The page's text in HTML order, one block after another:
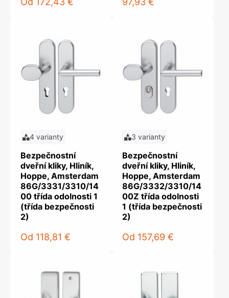
4 varianty
Bezpečnostní
dveřní kliky, Hliník,
Hoppe, Amsterdam
86G/3331/3310/14
00 třída odolnosti 1
(třída bezpečnosti
2)
Od 118,81 €
3 varianty
Bezpečnostní
dveřní kliky, Hliník,
Hoppe, Amsterdam
86G/3332/3310/14
00Z třída odolnosti
1 (třída bezpečnosti
2)
Od 157,69 €